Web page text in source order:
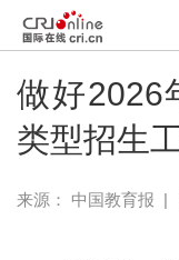
做好2026
类型招生
来源： 中国教育报 |